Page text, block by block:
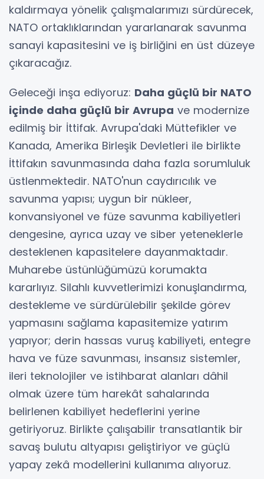
kaldırmaya yönelik çalışmalarımızı sürdürecek,
NATO ortaklıklarından yararlanarak savunma
sanayi kapasitesini ve iş birliğini en üst düzeye
çıkaracağız.
Geleceği inşa ediyoruz: Daha güçlü bir NATO
içinde daha güçlü bir Avrupa ve modernize
edilmiş bir İttifak. Avrupa'daki Müttefikler ve
Kanada, Amerika Birleşik Devletleri ile birlikte
İttifakın savunmasında daha fazla sorumluluk
üstlenmektedir. NATO'nun caydırıcılık ve
savunma yapısı; uygun bir nükleer,
konvansiyonel ve füze savunma kabiliyetleri
dengesine, ayrıca uzay ve siber yeteneklerle
desteklenen kapasitelere dayanmaktadır.
Muharebe üstünlüğümüzü korumakta
kararlıyız. Silahlı kuvvetlerimizi konuşlandırma,
destekleme ve sürdürülebilir şekilde görev
yapmasını sağlama kapasitemize yatırım
yapıyor; derin hassas vuruş kabiliyeti, entegre
hava ve füze savunması, insansız sistemler,
ileri teknolojiler ve istihbarat alanları dâhil
olmak üzere tüm harekât sahalarında
belirlenen kabiliyet hedeflerini yerine
getiriyoruz. Birlikte çalışabilir transatlantik bir
savaş bulutu altyapısı geliştiriyor ve güçlü
yapay zekâ modellerini kullanıma alıyoruz.